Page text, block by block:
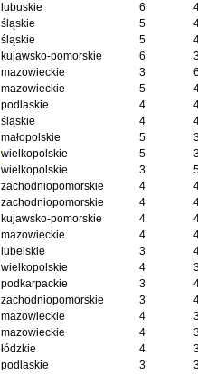
lubuskie 6
śląskie 5
śląskie 5
kujawsko-pomorskie 6
mazowieckie 3
mazowieckie 5
podlaskie 4
śląskie 4
małopolskie 5
wielkopolskie 5
wielkopolskie 3
zachodniopomorskie 4
zachodniopomorskie 4
kujawsko-pomorskie 4
mazowieckie 4
lubelskie 3
wielkopolskie 4
podkarpackie 3
zachodniopomorskie 3
mazowieckie 4
mazowieckie 4
łódzkie 4
podlaskie 3